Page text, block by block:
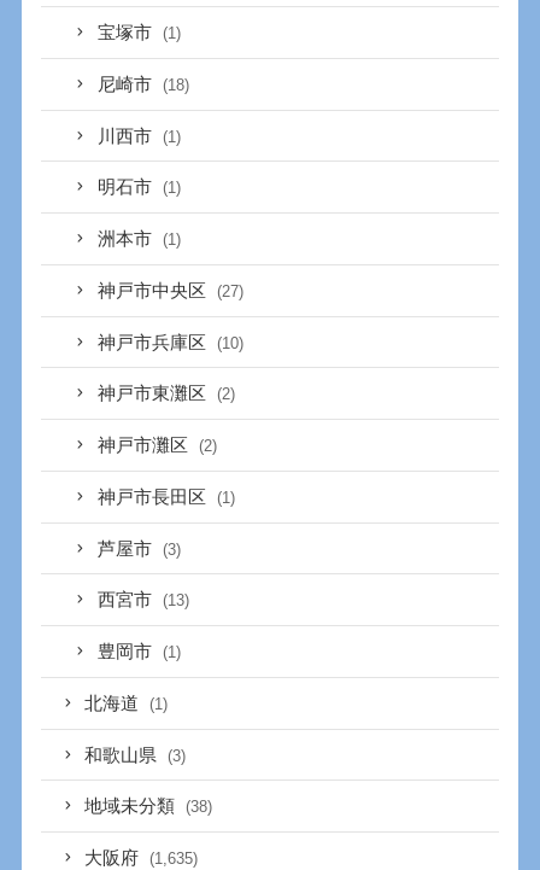
宝塚市 (1)
尼崎市 (18)
川西市 (1)
明石市 (1)
洲本市 (1)
神戸市中央区 (27)
神戸市兵庫区 (10)
神戸市東灘区 (2)
神戸市灘区 (2)
神戸市長田区 (1)
芦屋市 (3)
西宮市 (13)
豊岡市 (1)
北海道 (1)
和歌山県 (3)
地域未分類 (38)
大阪府 (1,635)